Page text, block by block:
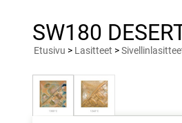
SW180
Etusivu > Lasitteet >